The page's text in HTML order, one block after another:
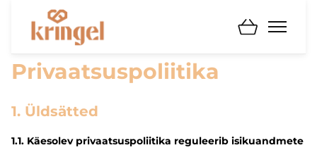
Privaatsuspoliitika
1. Üldsätted
1.1. Käesolev privaatsuspoliitika reguleerib isikuandmete